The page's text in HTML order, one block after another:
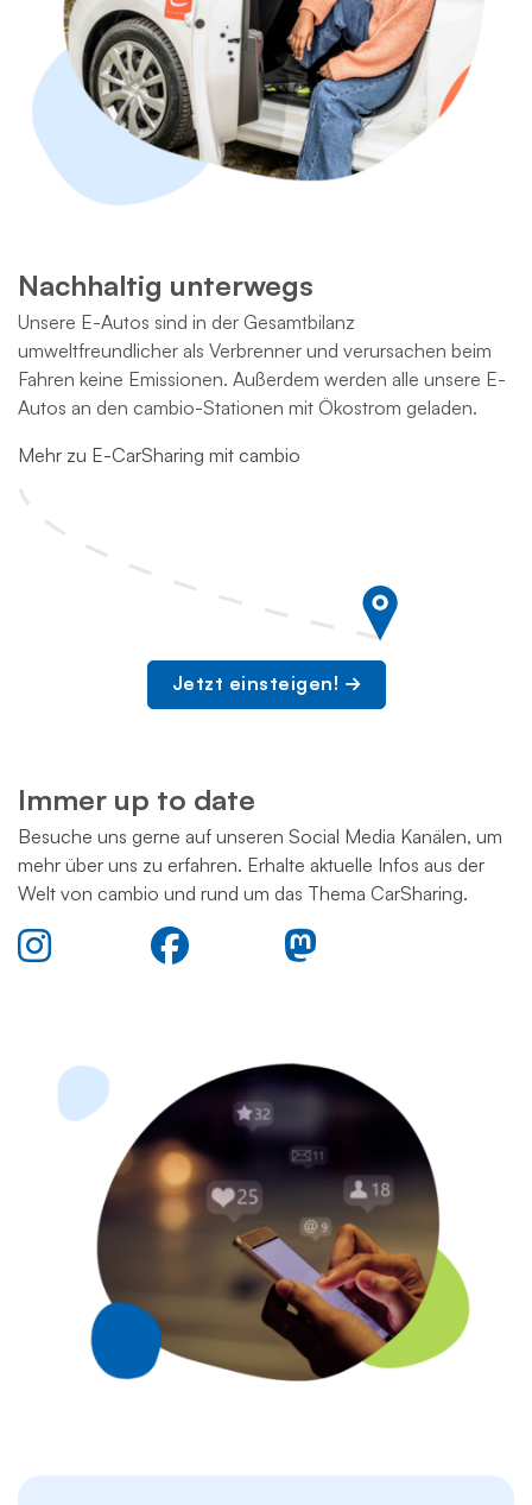
Nachhaltig unterwegs
Unsere E-Autos sind in der Gesamtbilanz
umweltfreundlicher als Verbrenner und verursachen beim
Fahren keine Emissionen. Außerdem werden alle unsere E-
Autos an den cambio-Stationen mit Ökostrom geladen.
Mehr zu E-CarSharing mit cambio
Jetzt einsteigen!
Immer up to date
Besuche uns gerne auf unseren Social Media Kanälen, um
mehr über uns zu erfahren. Erhalte aktuelle Infos aus der
Welt von cambio und rund um das Thema CarSharing.